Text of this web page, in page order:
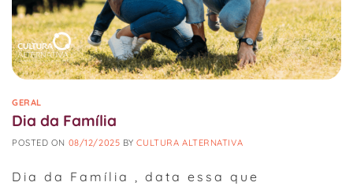
GERAL
Dia da Família
POSTED ON 08/12/2025 BYCULTURA ALTERNATIVA
Dia da Família , data essa que